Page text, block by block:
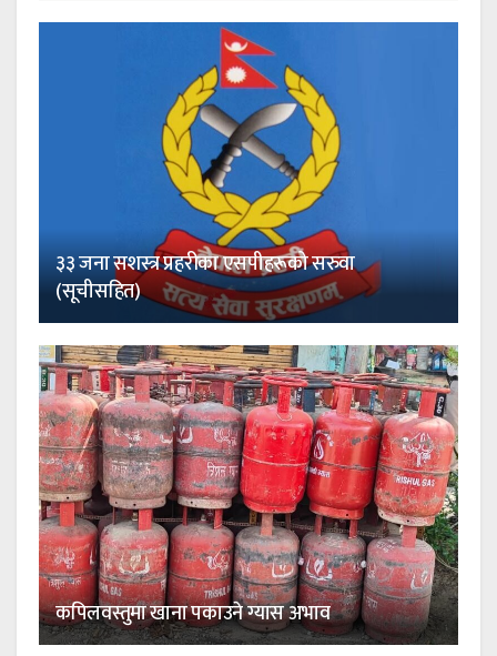
३३ जना सशस्त्र प्रहरीका एसपीहरूको सरुवा
(सूचीसहित)
कपिलवस्तुमा खाना पकाउने ग्यास अभाव